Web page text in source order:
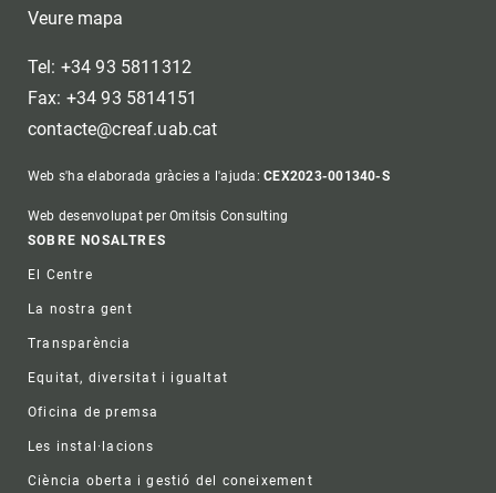
Veure mapa
Tel: +34 93 5811312
Fax: +34 93 5814151
contacte@creaf.uab.cat
Web s'ha elaborada gràcies a l'ajuda:CEX2023-001340-S
Web desenvolupat per Omitsis Consulting
Footer
SOBRE NOSALTRES
El Centre
La nostra gent
Transparència
Equitat, diversitat i igualtat
Oficina de premsa
Les instal·lacions
Ciència oberta i gestió del coneixement